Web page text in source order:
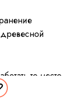
то место,